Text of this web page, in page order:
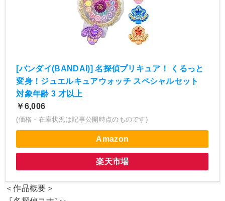
[バンダイ(BANDAI)] 名探偵プリキュア！ くるっと
変身！ジュエルキュアウォッチ スペシャルセット
対象年齢 3 才以上
￥6,006
(価格・在庫状況は記事公開時点のものです)
Amazon
楽天市場
＜作品概要＞